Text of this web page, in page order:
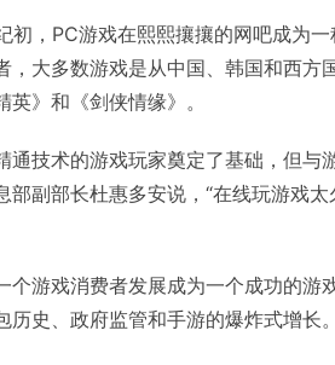
初，PC游戏在熙熙攘攘的网吧成为
，大多数游戏是从中国、韩国和西方
》和《剑侠情缘》。
通技术的游戏玩家奠定了基础，但与
副部长杜惠多安说，“在线玩游戏
个游戏消费者发展成为一个成功的游
史、政府监管和手游的爆炸式增长。